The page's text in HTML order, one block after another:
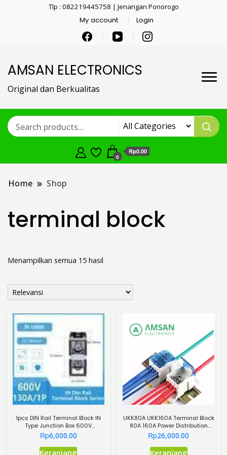
Tlp : 082219445758 | Jenangan Ponorogo
My account Login
AMSAN ELECTRONICS
Original dan Berkualitas
0
Rp0.00
Home Shop
terminal block
Menampilkan semua 15 hasil
1pcs DIN Rail Terminal Block IN
Type Junction Box 600V
20/30/50/60/90/130/240A
Split High Current Brass Wire
Connector – IN100BK
Rp6,000.00
KeranjangProduk
UKK80A UKK160A Terminal Block
80A 160A Power Distribution
Junction Box
Rp26,000.00
KeranjangProduk